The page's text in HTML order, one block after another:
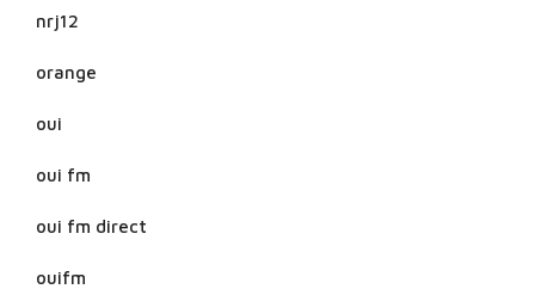
nrj12
orange
oui
oui fm
oui fm direct
ouifm